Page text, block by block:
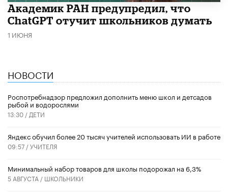
Академик РАН предупредил, что
ChatGPT отучит школьников думать
1 ИЮНЯ
НОВОСТИ
Роспотребнадзор предложил дополнить меню школ и детсадов
рыбой и водорослями
13:30 / ДЕТИ
​Яндекс обучил более 20 тысяч учителей использовать ИИ в работе
09:57 /УЧИТЕЛЯ
Минимальный набор товаров для школы подорожал на 6,3%
5 АВГУСТА / ШКОЛЬНИКИ